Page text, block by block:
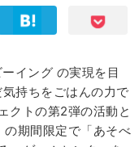
イング の実現を目
持ちをごはんの力で
クトの第2弾の活動と
期間限定で「あそべ